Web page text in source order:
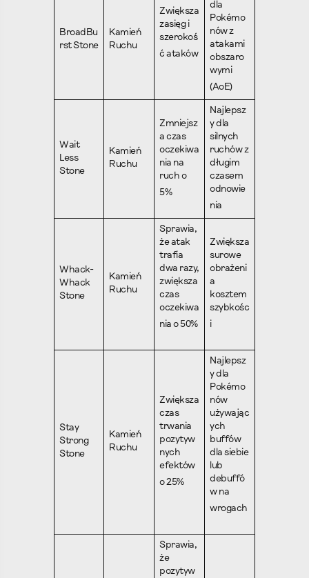
BroadBu
rst Stone
Kamień
Ruchu
Zwiększa
zasięg i
szerokoś
ć ataków
dla
Pokémo
nów z
atakami
obszaro
wymi
(AoE)
Wait
Less
Stone
Kamień
Ruchu
Zmniejsz
a czas
oczekiwa
nia na
ruch o
5%
Najlepsz
y dla
silnych
ruchów z
długim
czasem
odnowie
nia
Whack-
Whack
Stone
Kamień
Ruchu
Sprawia,
że atak
trafia
dwa razy,
zwiększa
czas
oczekiwa
nia o 50%
Zwiększa
surowe
obrażeni
a
kosztem
szybkośc
i
Stay
Strong
Stone
Kamień
Ruchu
Zwiększa
czas
trwania
pozytyw
nych
efektów
o 25%
Najlepsz
y dla
Pokémo
nów
używając
ych
buffów
dla siebie
lub
debuffó
w na
wrogach
Sprawia,
że
pozytyw